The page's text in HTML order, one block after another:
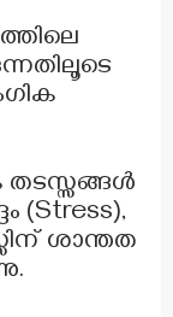
(Stress),
ശാന്തത